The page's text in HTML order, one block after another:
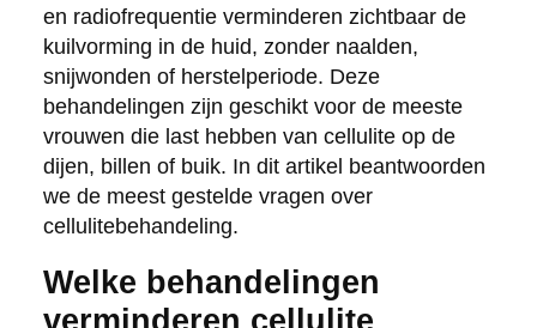
en radiofrequentie verminderen zichtbaar de
kuilvorming in de huid, zonder naalden,
snijwonden of herstelperiode. Deze
behandelingen zijn geschikt voor de meeste
vrouwen die last hebben van cellulite op de
dijen, billen of buik. In dit artikel beantwoorden
we de meest gestelde vragen over
cellulitebehandeling.
Welke behandelingen
verminderen cellulite